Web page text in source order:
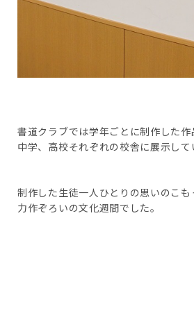
書道クラブでは学年ごとに制作した作
中学、高校それぞれの校舎に展示して
制作した生徒一人ひとりの思いのこも
力作ぞろいの文化週間でした。